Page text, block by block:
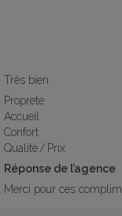
Très bien
Propreté
Accueil
Confort
Qualité / Prix
Réponse de l’agence
Merci pour ces